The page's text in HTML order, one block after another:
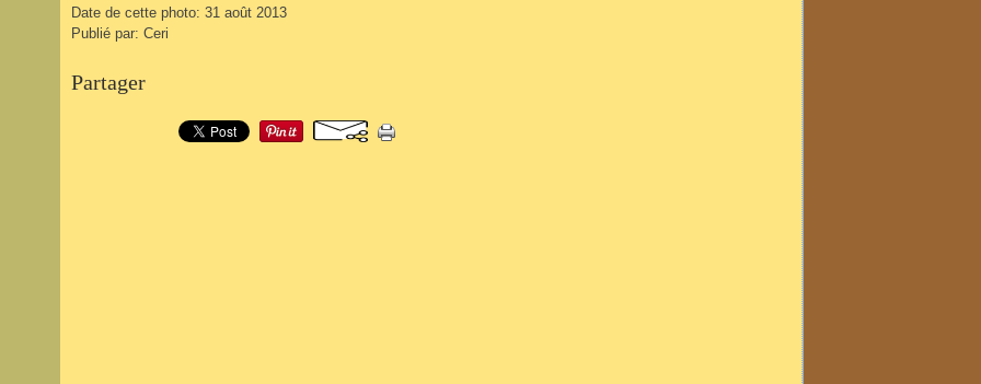
Date de cette photo: 31 août 2013
Publié par: Ceri
Partager